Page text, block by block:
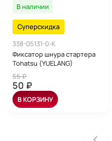
В наличии
Суперскидка
338-05131-0-K
Фиксатор шнура стартера
Tohatsu (YUELANG)
55 ₽
50 ₽
В КОРЗИНУ